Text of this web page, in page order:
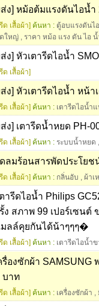
ง] หม้อต้มแรงดันไอน้ำ
ด เสื้อผ้า] ค้นหา : ตู้อบแรงดันไ
ใหญ่ , ราคา หม้อ แรง ดัน ไอ น้
ง] หัวเตารีดไอน้ำ
ด เสื้อผ้า]
ง] หัวเตารีดไอน้ำ หน้า
ด เสื้อผ้า] ค้นหา : เตารีดไอน้ำ
ง] เตารีดน้ำหยด PH-
ด เสื้อผ้า] ค้นหา : ระบบน้ำหยด ,
ลมร้อนสารพัดประโย
ด เสื้อผ้า] ค้นหา : กลิ่นอับ , ผ้าเ
ารีดไอน้ำ Philips
ง สภาพ 99 เปอร์เซนต์
มลล์คุยกันได้น้าๆๆๆ�
ด เสื้อผ้า] ค้นหา : เตารีดไอน้ำ
รื่องซักผ้า SAMSUNG
บาท
ด เสื้อผ้า] ค้นหา : เครื่องซักผ้า ,